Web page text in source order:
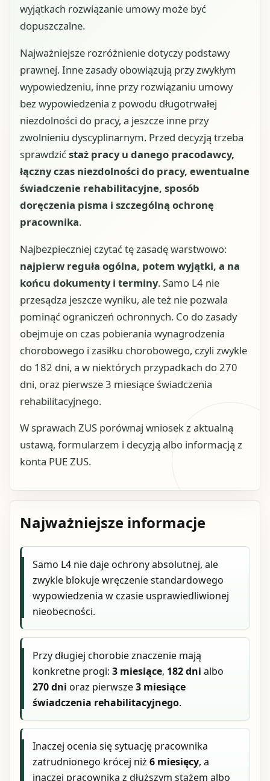
wyjątkach rozwiązanie umowy może być
dopuszczalne.
Najważniejsze rozróżnienie dotyczy podstawy
prawnej. Inne zasady obowiązują przy zwykłym
wypowiedzeniu, inne przy rozwiązaniu umowy
bez wypowiedzenia z powodu długotrwałej
niezdolności do pracy, a jeszcze inne przy
zwolnieniu dyscyplinarnym. Przed decyzją trzeba
sprawdzićstaż pracy u danego pracodawcy,
łączny czas niezdolności do pracy, ewentualne
świadczenie rehabilitacyjne, sposób
doręczenia pisma i szczególną ochronę
pracownika.
Najbezpieczniej czytać tę zasadę warstwowo:
najpierw reguła ogólna, potem wyjątki, a na
końcu dokumenty i terminy. Samo L4 nie
przesądza jeszcze wyniku, ale też nie pozwala
pominąć ograniczeń ochronnych. Co do zasady
obejmuje on czas pobierania wynagrodzenia
chorobowego i zasiłku chorobowego, czyli zwykle
do 182 dni, a w niektórych przypadkach do 270
dni, oraz pierwsze 3 miesiące świadczenia
rehabilitacyjnego.
W sprawach ZUS porównaj wniosek z aktualną
ustawą, formularzem i decyzją albo informacją z
konta PUE ZUS.
Najważniejsze informacje
Samo L4 nie daje ochrony absolutnej, ale
zwykle blokuje wręczenie standardowego
wypowiedzenia w czasie usprawiedliwionej
nieobecności.
Przy długiej chorobie znaczenie mają
konkretne progi:3 miesiące, 182 dni albo
270 dni oraz pierwsze3 miesiące
świadczenia rehabilitacyjnego.
Inaczej ocenia się sytuację pracownika
zatrudnionego krócej niż6 miesięcy, a
inaczej pracownika z dłuższym stażem albo